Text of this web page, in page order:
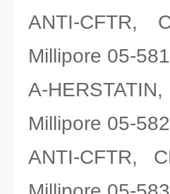
ANTI-CFTR,
Millipore 05-581
A-
Millipore 05-582
ANTI-CFTR,